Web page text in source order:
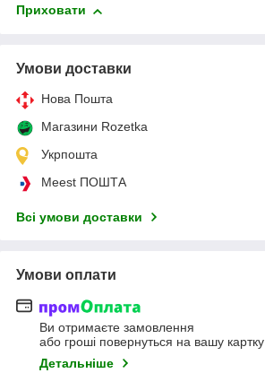
Приховати
Умови доставки
Нова Пошта
Магазини Rozetka
Укрпошта
Meest ПОШТА
Всі умови доставки
Умови оплати
Ви отримаєте замовлення
або гроші повернуться на вашу картку
Детальніше